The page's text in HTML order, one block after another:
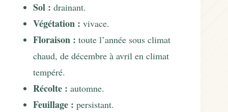
Sol : drainant.
Végétation : vivace.
Floraison : toute l’année sous climat
chaud, de décembre à avril en climat
tempéré.
Récolte : automne.
Feuillage : persistant.